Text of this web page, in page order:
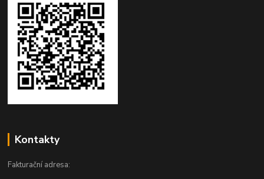
Kontakty
Fakturační adresa: